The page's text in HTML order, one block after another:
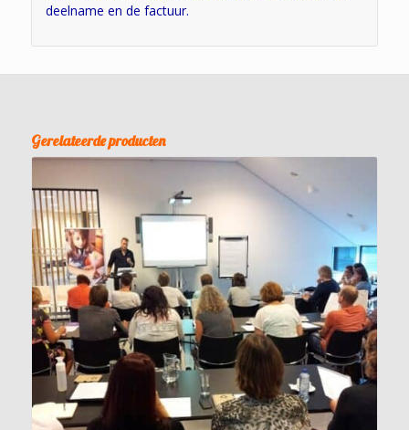
deelname en de factuur.
Gerelateerde producten